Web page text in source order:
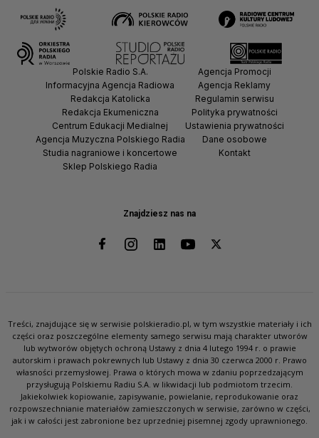
Znajdziesz nas na
Polskie Radio S.A.
Informacyjna Agencja Radiowa
Redakcja Katolicka
Redakcja Ekumeniczna
Centrum Edukacji Medialnej
Agencja Muzyczna Polskiego Radia
Studia nagraniowe i koncertowe
Sklep Polskiego Radia
Agencja Promocji
Agencja Reklamy
Regulamin serwisu
Polityka prywatności
Ustawienia prywatności
Dane osobowe
Kontakt
Treści, znajdujące się w serwisie polskieradio.pl, w tym wszystkie materiały i ich
części oraz poszczególne elementy samego serwisu mają charakter utworów
lub wytworów objętych ochroną Ustawy z dnia 4 lutego 1994 r. o prawie
autorskim i prawach pokrewnych lub Ustawy z dnia 30 czerwca 2000 r. Prawo
własności przemysłowej. Prawa o których mowa w zdaniu poprzedzającym
przysługują Polskiemu Radiu S.A. w likwidacji lub podmiotom trzecim.
Jakiekolwiek kopiowanie, zapisywanie, powielanie, reprodukowanie oraz
rozpowszechnianie materiałów zamieszczonych w serwisie, zarówno w części,
jak i w całości jest zabronione bez uprzedniej pisemnej zgody uprawnionego.